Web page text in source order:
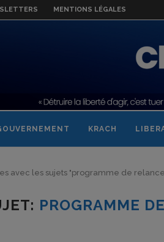
MENTIONS LÉGALES
KRACH
avec les sujets "programme de
PROGRAMME